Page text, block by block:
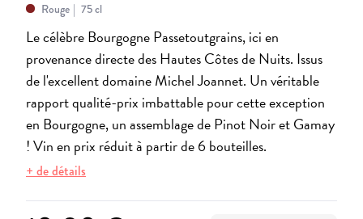
Rouge 75 cl
Le célèbre Bourgogne Passetoutgrains, ici en
provenance directe des Hautes Côtes de Nuits. Issus
de l'excellent domaine Michel Joannet. Un véritable
rapport qualité-prix imbattable pour cette exception
en Bourgogne, un assemblage de Pinot Noir et Gamay
! Vin en prix réduit à partir de 6 bouteilles.
+ de détails